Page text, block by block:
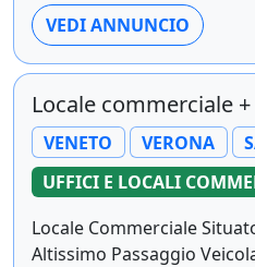
VEDI ANNUNCIO
Locale commerciale
VENETO VERONA
UFFICI E LOCALI
Locale Commerciale
Altissimo Passaggio